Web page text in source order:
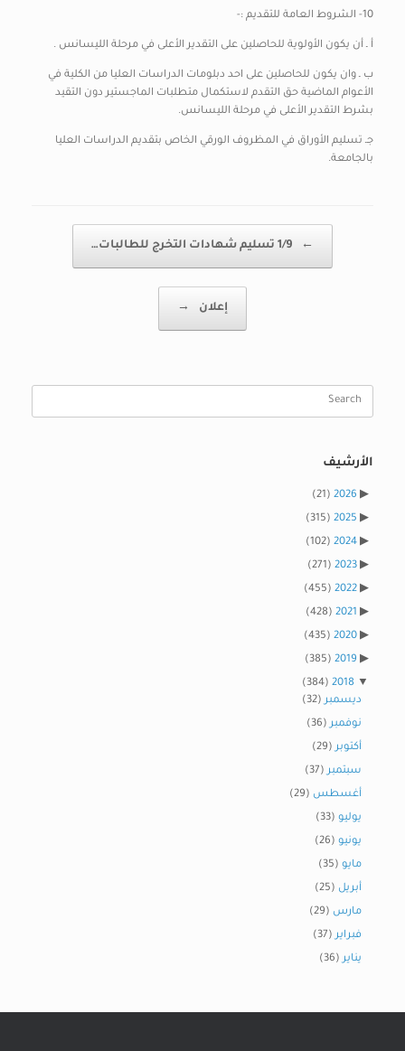
10- الشروط العامة للتقديم :-
أ ـ أن يكون الأولوية للحاصلين على التقدير الأعلى في مرحلة الليسانس .
ب ـ وان يكون للحاصلين على احد دبلومات الدراسات العليا من الكلية في
الأعوام الماضية حق التقدم لاستكمال متطلبات الماجستير دون التقيد
بشرط التقدير الأعلى في مرحلة الليسانس.
جـ تسليم الأوراق في المظروف الورقي الخاص بتقديم الدراسات العليا
بالجامعة.
←
إعلان →
الأرشيف
2026
(21)
2025
(315)
2024
(102)
2023
(271)
2022
(455)
2021
(428)
2020
(435)
2019
(385)
2018
(384)
ديسمبر (32)
نوفمبر (36)
أكتوبر (29)
سبتمبر (37)
أغسطس (29)
يوليو (33)
يونيو (26)
مايو (35)
أبريل (25)
مارس (29)
فبراير (37)
يناير (36)